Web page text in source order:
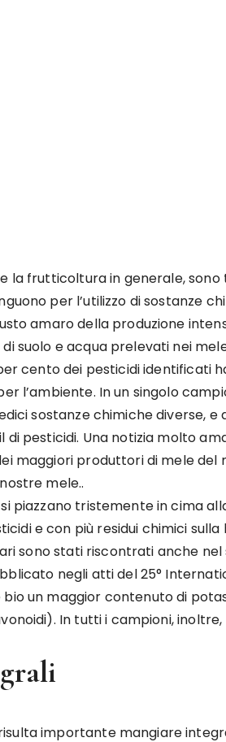
la frutticoltura in generale,
per l’utilizzo di sostanze
amaro della produzione
suolo e acqua prelevati nei
cento dei pesticidi identificati
l’ambiente. In un singolo
sostanze chimiche diverse, e
pesticidi. Una notizia molto
maggiori produttori di mele del
mele..
piazzano tristemente in cima
e con più residui chimici
sono stati riscontrati anche
negli atti del 25°
un maggior contenuto di
In tutti i campioni,
importante mangiare